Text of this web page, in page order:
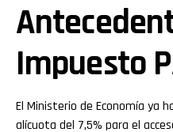
Impuesto
El Ministerio de Economía ya
alícuota del 7,5% para el